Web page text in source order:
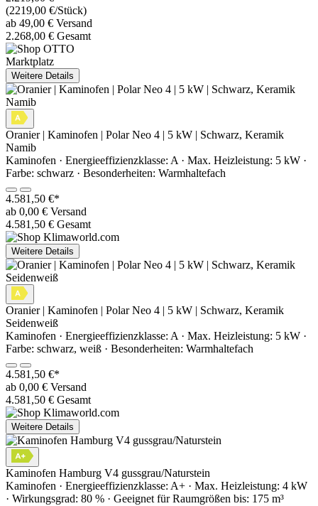
(2219,00 €/Stück)
ab 49,00 € Versand
2.268,00 € Gesamt
Marktplatz
Weitere Details
Oranier | Kaminofen | Polar Neo 4 | 5 kW | Schwarz, Keramik
Namib
Kaminofen · Energieeffizienzklasse: A · Max. Heizleistung: 5 kW ·
Farbe: schwarz · Besonderheiten: Warmhaltefach
4.581,50 €*
ab 0,00 € Versand
4.581,50 € Gesamt
Weitere Details
Oranier | Kaminofen | Polar Neo 4 | 5 kW | Schwarz, Keramik
Seidenweiß
Kaminofen · Energieeffizienzklasse: A · Max. Heizleistung: 5 kW ·
Farbe: schwarz, weiß · Besonderheiten: Warmhaltefach
4.581,50 €*
ab 0,00 € Versand
4.581,50 € Gesamt
Weitere Details
Kaminofen Hamburg V4 gussgrau/Naturstein
Kaminofen · Energieeffizienzklasse: A+ · Max. Heizleistung: 4 kW
· Wirkungsgrad: 80 % · Geeignet für Raumgrößen bis: 175 m³